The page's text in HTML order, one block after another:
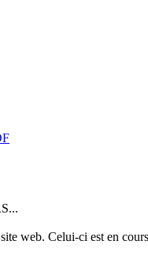
web. Celui-ci est en